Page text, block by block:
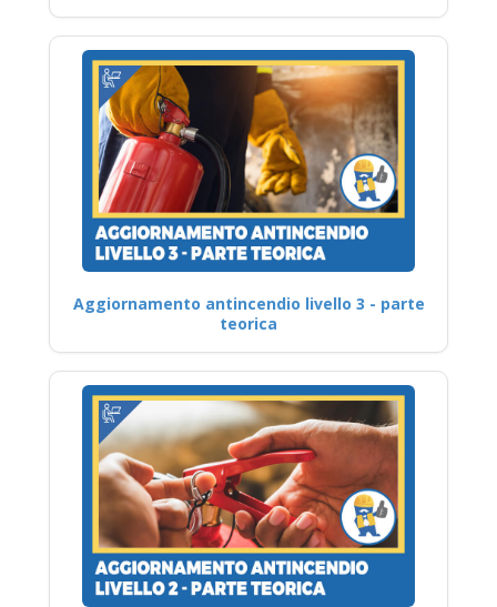
Aggiornamento antincendio livello 3 - parte
teorica